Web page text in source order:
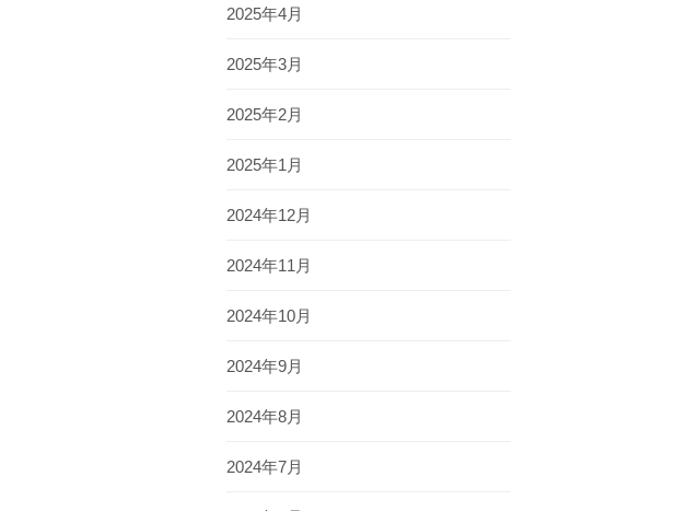
2025年4月
2025年3月
2025年2月
2025年1月
2024年12月
2024年11月
2024年10月
2024年9月
2024年8月
2024年7月